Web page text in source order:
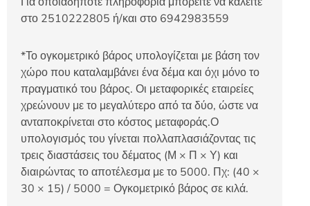
στο 2510222805 ή/και στο 6942983559
*Το ογκομετρικό βάρος υπολογίζεται με βάση τον
χώρο που καταλαμβάνει ένα δέμα και όχι μόνο το
πραγματικό του βάρος. Οι μεταφορικές εταιρείες
χρεώνουν με το μεγαλύτερο από τα δύο, ώστε να
ανταποκρίνεται στο κόστος μεταφοράς.Ο
υπολογισμός του γίνεται πολλαπλασιάζοντας τις
τρεις διαστάσεις του δέματος (Μ × Π × Υ) και
διαιρώντας το αποτέλεσμα με το 5000. Πχ: (40 ×
30 × 15) / 5000 = Ογκομετρικό βάρος σε κιλά.